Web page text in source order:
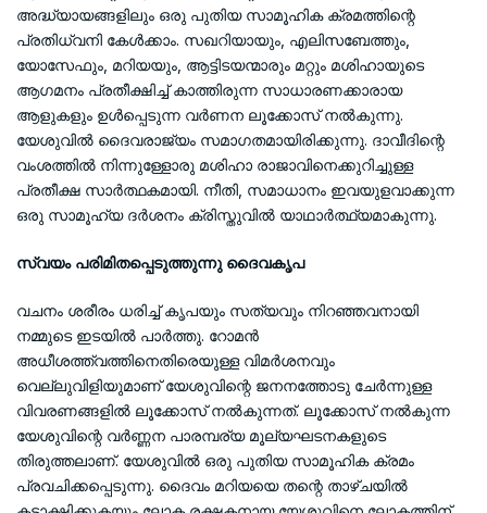
അദ്ധ്യായങ്ങളിലും ഒരു പുതിയ സാമൂഹിക ക്രമത്തിന്റെ
പ്രതിധ്വനി കേള്‍ക്കാം. സഖറിയായും, എലിസബേത്തും,
യോസേഫും, മറിയയും, ആട്ടിടയന്മാരും മറ്റും മശിഹായുടെ
ആഗമനം പ്രതീക്ഷിച്ച് കാത്തിരുന്ന സാധാരണക്കാരായ
ആളുകളും ഉള്‍പ്പെടുന്ന വര്‍ണന ലൂക്കോസ് നല്‍കുന്നു.
യേശുവില്‍ ദൈവരാജ്യം സമാഗതമായിരിക്കുന്നു. ദാവീദിന്റെ
വംശത്തില്‍ നിന്നുള്ളോരു മശിഹാ രാജാവിനെക്കുറിച്ചുള്ള
പ്രതീക്ഷ സാര്‍ത്ഥകമായി. നീതി, സമാധാനം ഇവയുളവാക്കുന്ന
ഒരു സാമൂഹ്യ ദര്‍ശനം ക്രിസ്തുവില്‍ യാഥാര്‍ത്ഥ്യമാകുന്നു.
സ്വയം പരിമിതപ്പെടുത്തുന്നു ദൈവകൃപ
വചനം ശരീരം ധരിച്ച് കൃപയും സത്യവും നിറഞ്ഞവനായി
നമ്മുടെ ഇടയില്‍ പാര്‍ത്തു. റോമന്‍
അധീശത്ത്വത്തിനെതിരെയുള്ള വിമര്‍ശനവും
വെല്ലുവിളിയുമാണ് യേശുവിന്റെ ജനനത്തോടു ചേര്‍ന്നുള്ള
വിവരണങ്ങളില്‍ ലൂക്കോസ് നല്‍കുന്നത്. ലൂക്കോസ് നല്‍കുന്ന
യേശുവിന്റെ വര്‍ണ്ണന പാരമ്പര്യ മൂല്യഘടനകളുടെ
തിരുത്തലാണ്. യേശുവില്‍ ഒരു പുതിയ സാമൂഹിക ക്രമം
പ്രവചിക്കപ്പെടുന്നു. ദൈവം മറിയയെ തന്റെ താഴ്ചയില്‍